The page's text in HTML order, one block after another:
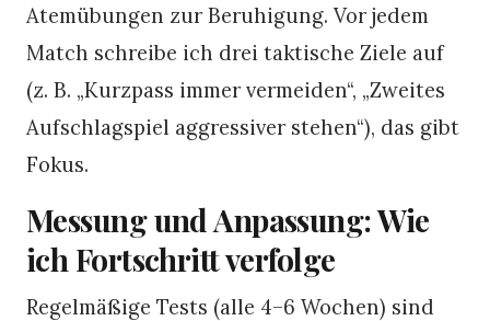
Atemübungen zur Beruhigung. Vor jedem
Match schreibe ich drei taktische Ziele auf
(z. B. „Kurzpass immer vermeiden“, „Zweites
Aufschlagspiel aggressiver stehen“), das gibt
Fokus.
Messung und Anpassung: Wie
ich Fortschritt verfolge
Regelmäßige Tests (alle 4–6 Wochen) sind